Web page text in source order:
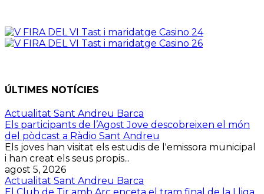
ÚLTIMES NOTÍCIES
Actualitat Sant Andreu Barca
Els participants de l’Agost Jove descobreixen el món
del pòdcast a Ràdio Sant Andreu
Els joves han visitat els estudis de l'emissora municipal
i han creat els seus propis...
agost 5, 2026
Actualitat Sant Andreu Barca